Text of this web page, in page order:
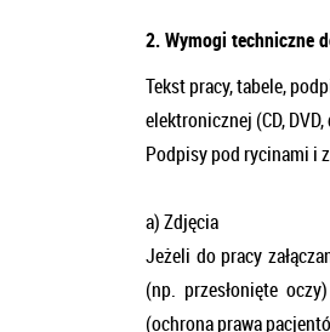
2. Wymogi techniczne
Tekst pracy, tabele,
elektronicznej (CD,
Podpisy pod rycinami i
a) Zdjęcia
Jeżeli do pracy
(np. przesłonięte
(ochrona prawa